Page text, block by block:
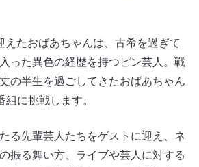
えたおばあちゃんは、古希を過ぎて
った異色の経歴を持つピン芸人。戦
の半生を過ごしてきたおばあちゃん
に挑戦します。
る先輩芸人たちをゲストに迎え、ネ
振る舞い方、ライブや芸人に対する